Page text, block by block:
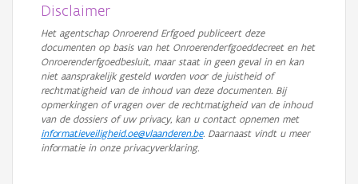
Disclaimer
Het agentschap Onroerend Erfgoed publiceert deze
documenten op basis van het Onroerenderfgoeddecreet en het
Onroerenderfgoedbesluit, maar staat in geen geval in en kan
niet aansprakelijk gesteld worden voor de juistheid of
rechtmatigheid van de inhoud van deze documenten. Bij
opmerkingen of vragen over de rechtmatigheid van de inhoud
van de dossiers of uw privacy, kan u contact opnemen met
informatieveiligheid.oe@vlaanderen.be. Daarnaast vindt u meer
informatie in onze privacyverklaring.